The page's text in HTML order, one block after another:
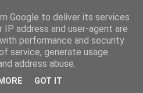
Google to deliver its services
IP address and user-agent are
performance and security
service, generate usage
address abuse.
GOT IT